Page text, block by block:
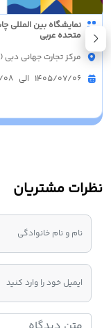
متحده عربی
مرکز تجارت جهانی دبی (DWTC)
1405/07/06 الی 1405/07/08
نظرات مشتریان